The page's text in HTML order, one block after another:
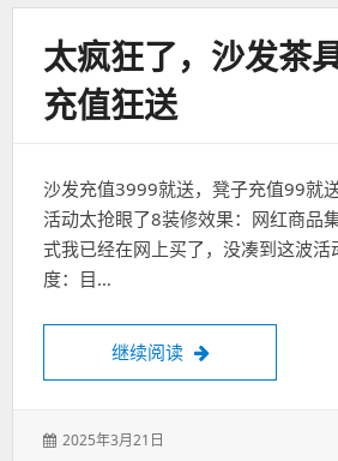
太疯狂了，沙发茶
充值狂送
沙发充值3999就送，凳子充值99就
活动太抢眼了8装修效果：网红商品
式我已经在网上买了，没凑到这波活
度：目…
继续阅读 太疯狂了，沙发茶
发
2025年3月21日